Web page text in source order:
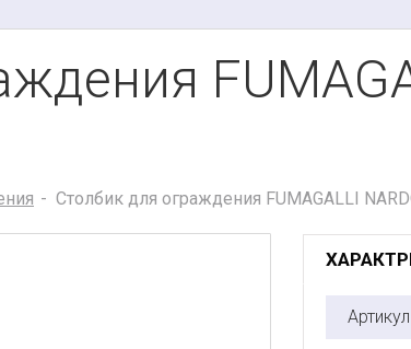
Столбик для ограждения FUMAGALLI
Артикул